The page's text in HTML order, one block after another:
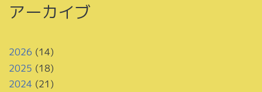
アーカイブ
2026 (14)
2025 (18)
2024 (21)